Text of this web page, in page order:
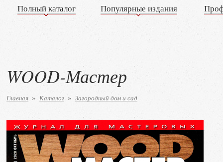
Полный каталог Популярные издания
WOOD-Мастер
Главная » Каталог » Загородный дом и сад